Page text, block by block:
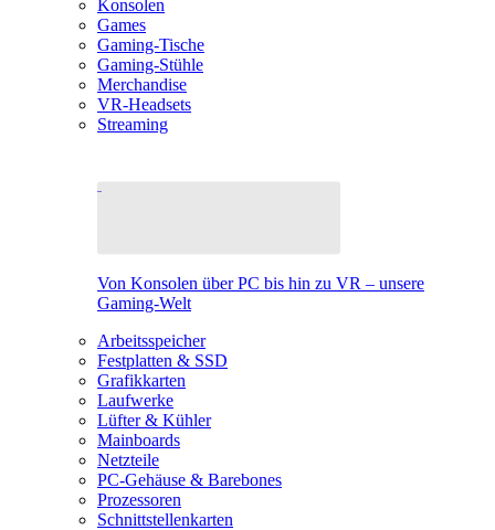
Konsolen
Games
Gaming-Tische
Gaming-Stühle
Merchandise
VR-Headsets
Streaming
Von Konsolen über PC bis hin zu VR – unsere
Gaming-Welt
Arbeitsspeicher
Festplatten & SSD
Grafikkarten
Laufwerke
Lüfter & Kühler
Mainboards
Netzteile
PC-Gehäuse & Barebones
Prozessoren
Schnittstellenkarten